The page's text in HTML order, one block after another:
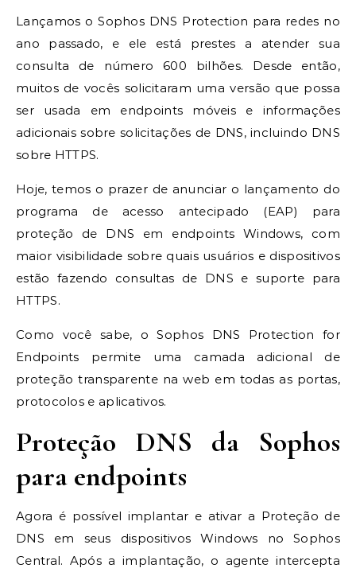
Lançamos o Sophos DNS Protection para redes no
ano passado, e ele está prestes a atender sua
consulta de número 600 bilhões. Desde então,
muitos de vocês solicitaram uma versão que possa
ser usada em endpoints móveis e informações
adicionais sobre solicitações de DNS, incluindo DNS
sobre HTTPS.
Hoje, temos o prazer de anunciar o lançamento do
programa de acesso antecipado (EAP) para
proteção de DNS em endpoints Windows, com
maior visibilidade sobre quais usuários e dispositivos
estão fazendo consultas de DNS e suporte para
HTTPS.
Como você sabe, o Sophos DNS Protection for
Endpoints permite uma camada adicional de
proteção transparente na web em todas as portas,
protocolos e aplicativos.
Proteção DNS da Sophos
para endpoints
Agora é possível implantar e ativar a Proteção de
DNS em seus dispositivos Windows no Sophos
Central. Após a implantação, o agente intercepta